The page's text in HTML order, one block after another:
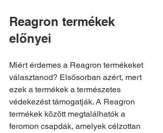
Reagron termékek
előnyei
Miért érdemes a Reagron termékeket
választanod? Elsősorban azért, mert
ezek a termékek a természetes
védekezést támogatják. A Reagron
termékek között megtalálhatók a
feromon csapdák, amelyek célzottan